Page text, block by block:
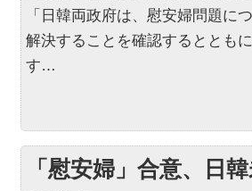
「日韓両政府は、慰安婦問題に
解決することを確認するととも
す…
「慰安婦」合意、日